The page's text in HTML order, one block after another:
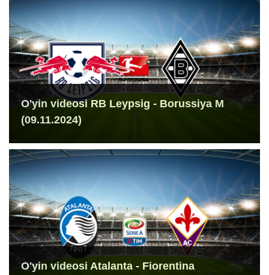
O'yin videosi RB Leypsig - Borussiya M
(09.11.2024)
O'yin videosi Atalanta - Fiorentina